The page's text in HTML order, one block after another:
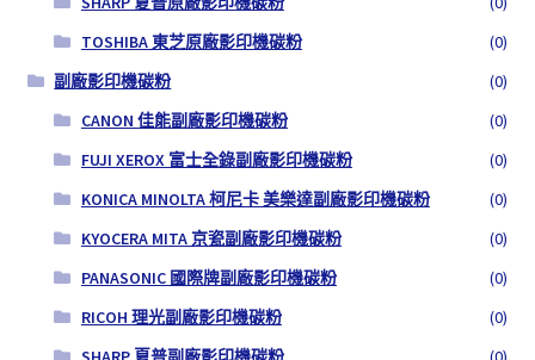
TOSHIBA 東芝原廠影印機碳粉
(0)
副廠影印機碳粉
(0)
CANON 佳能副廠影印機碳粉
(0)
FUJI XEROX 富士全錄副廠影印機碳粉
(0)
KONICA MINOLTA 柯尼卡 美樂達副廠影印機碳粉
(0)
KYOCERA MITA 京瓷副廠影印機碳粉
(0)
PANASONIC 國際牌副廠影印機碳粉
(0)
RICOH 理光副廠影印機碳粉
(0)